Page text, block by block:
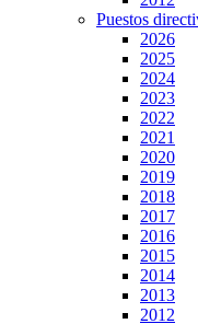
Puestos
2026
2025
2024
2023
2022
2021
2020
2019
2018
2017
2016
2015
2014
2013
2012